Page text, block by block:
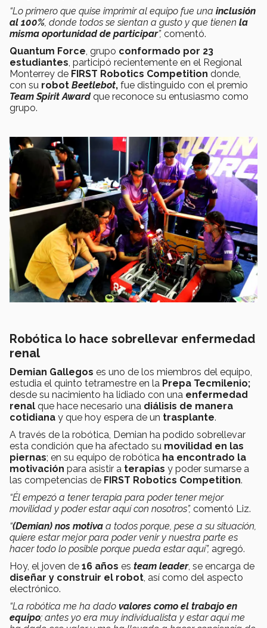
“Lo primero que quise imprimir al equipo fue una inclusión
al 100% , donde todos se sientan a gusto y que tienen la
misma oportunidad de participar”, comentó.
Quantum Force , grupo conformado por 23
estudiantes , participó recientemente en el Regional
Monterrey de FIRST Robotics Competition donde,
con su robot Beetlebot, fue distinguido con el premio
Team Spirit Awardque reconoce su entusiasmo como
grupo.
Robótica lo hace sobrellevar enfermedad
renal
Demian Gallegos es uno de los miembros del equipo,
estudia el quinto tetramestre en la Prepa Tecmilenio;
desde su nacimiento ha lidiado con una enfermedad
renal que hace necesario una diálisis de manera
cotidiana y que hoy espera de un trasplante.
A través de la robótica, Demian ha podido sobrellevar
esta condición que ha afectado su movilidad en las
piernas; en su equipo de robótica ha encontrado la
motivación para asistir a terapias y poder sumarse a
las competencias de FIRST Robotics Competition.
“Él empezó a tener terapia para poder tener mejor
movilidad y poder estar aquí con nosotros”, comentó Liz.
“(Demian) nos motiva a todos porque, pese a su situación,
quiere estar mejor para poder venir y nuestra parte es
hacer todo lo posible porque pueda estar aquí”, agregó.
Hoy, el joven de 16 años es team leader, se encarga de
diseñar y construir el robot, así como del aspecto
electrónico.
“La robótica me ha dado valores como el trabajo en
equipo; antes yo era muy individualista y estar aquí me